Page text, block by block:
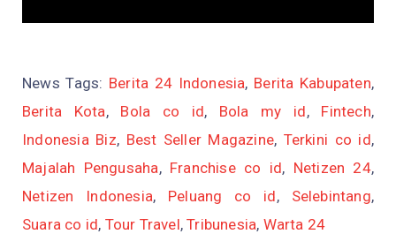
News Tags: Berita 24 Indonesia, Berita Kabupaten,
Berita Kota, Bola co id, Bola my id, Fintech,
Indonesia Biz, Best Seller Magazine, Terkini co id,
Majalah Pengusaha, Franchise co id, Netizen 24,
Netizen Indonesia, Peluang co id, Selebintang,
Suara co id, Tour Travel,Tribunesia, Warta 24